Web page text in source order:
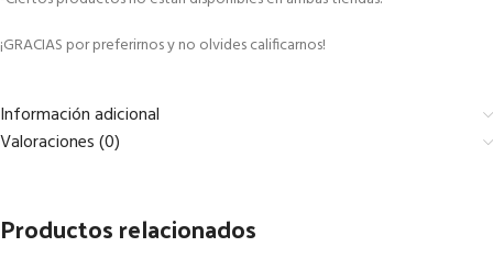
¡GRACIAS por preferirnos y no olvides calificarnos!
Información adicional
Valoraciones (0)
Productos relacionados